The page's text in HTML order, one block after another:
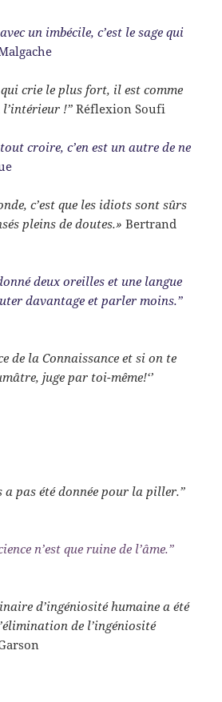
un imbécile, c’est le sage qui
qui crie le plus fort, il est comme
!” Réflexion Soufi
croire, c’en est un autre de ne
c’est que les idiots sont sûrs
pleins de doutes.» Bertrand
deux oreilles et une langue
davantage et parler moins.”
de la Connaissance et si on te
juge par toi-même!‘’
a pas été donnée pour la piller.”
n’est que ruine de l’âme.”
d’ingéniosité humaine a été
de l’ingéniosité